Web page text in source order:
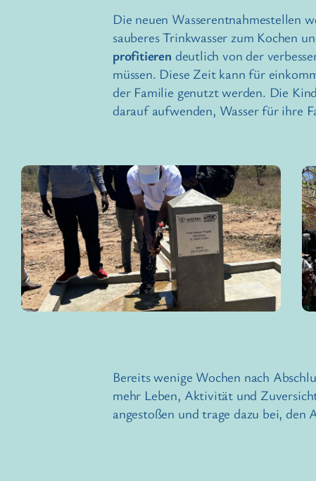
Die neuen Wasserentnahmestellen
sauberes Trinkwasser zum Kochen
profitieren deutlich von der
müssen. Diese Zeit kann für
der Familie genutzt werden. Die
darauf aufwenden, Wasser für ihre
Bereits wenige Wochen nach
mehr Leben, Aktivität und
angestoßen und trage dazu bei,